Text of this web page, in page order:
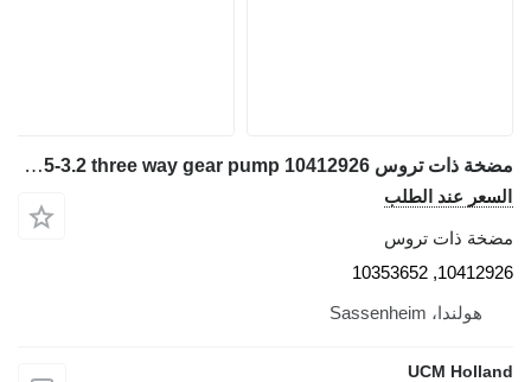
مضخة ذات تروس Liebherr LTM 1055-3.2 three way gear pump 10412926 لـ شاحنة رافعة
السعر عند الطلب
مضخة ذات تروس
10412926, 10353652
هولندا، Sassenheim
UCM Holland